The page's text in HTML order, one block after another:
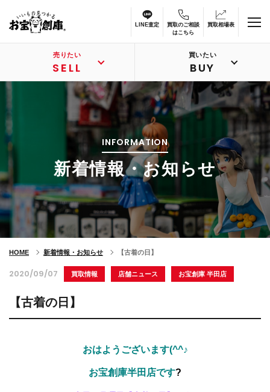
LINE査定
買取のご相談
はこちら
買取相場表
売りたい
SELL
買いたい
BUY
INFORMATION
新着情報・お知らせ
HOME 新着情報・お知らせ 【古着の日】
2020/09/07 買取情報 店舗ニュース お宝創庫 半田店
【古着の日】
おはようございます(^^♪
お宝創庫半田店です?